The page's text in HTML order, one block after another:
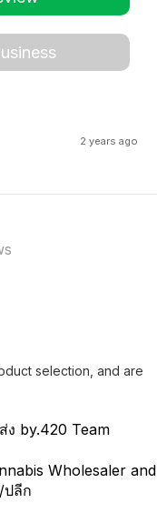
2 years ago
selection, and are
by.420 Team
Wholesaler and
ปลีก